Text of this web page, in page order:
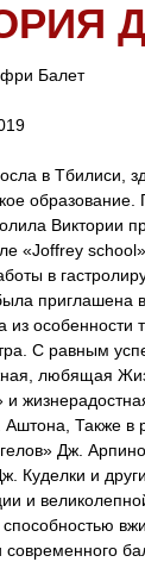
Балет
в Тбилиси,
образование.
Виктории
«Joffrey
в
приглашена
особенности
С равным
любящая
и
Аштона, Также в
Дж.
Куделки и
и
способностью
современного